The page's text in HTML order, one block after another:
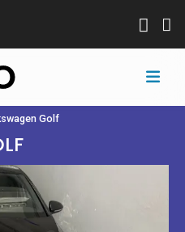
Golf